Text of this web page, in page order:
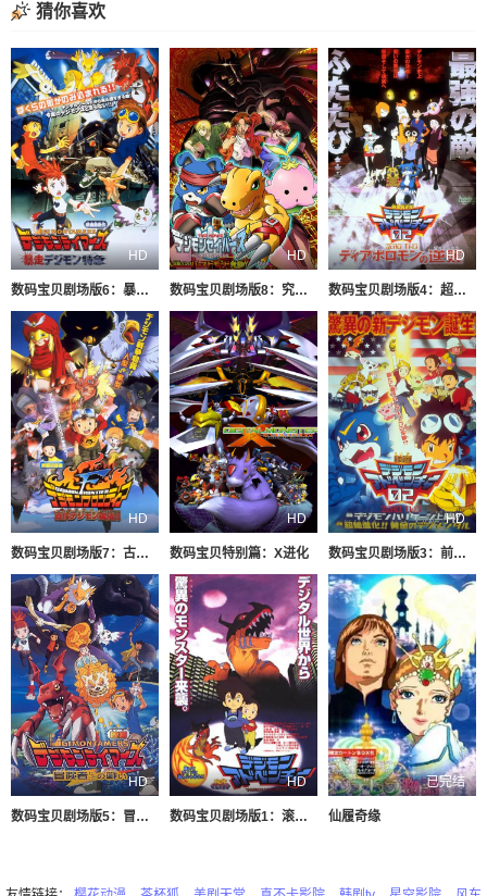
猜你喜欢
HD
数码宝贝剧场版6：暴走特急
HD
数码宝贝剧场版8：究极力量！爆裂模式发动
HD
数码宝贝剧场版4：超恶魔兽的反击
HD
数码宝贝剧场版7：古代数码兽复活
HD
数码宝贝特别篇：X进化
HD
数码宝贝剧场版3：前篇・数码兽飓风登陆！！后篇・超绝进化！
HD
数码宝贝剧场版5：冒险者的战斗
HD
数码宝贝剧场版1：滚球兽诞生之谜
已完结
仙履奇缘